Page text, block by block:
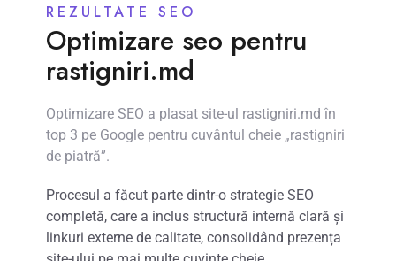
REZULTATE SEO
Optimizare seo pentru
rastigniri.md
Optimizare SEO a plasat site-ul rastigniri.md în
top 3 pe Google pentru cuvântul cheie „rastigniri
de piatră”.
Procesul a făcut parte dintr-o strategie SEO
completă, care a inclus structură internă clară și
linkuri externe de calitate, consolidând prezența